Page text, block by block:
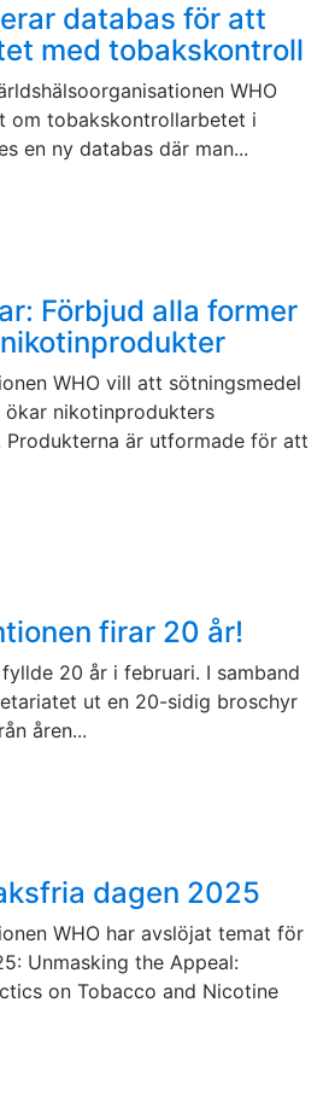
databas för att
med tobakskontroll
WHO
om tobakskontrollarbetet i
en ny databas där man...
Förbjud alla former
WHO vill att sötningsmedel
ökar nikotinprodukters
är utformade för att
firar 20 år!
20 år i februari. I samband
ut en 20-sidig broschyr
åren...
dagen 2025
WHO har avslöjat temat för
Unmasking the Appeal:
on Tobacco and Nicotine